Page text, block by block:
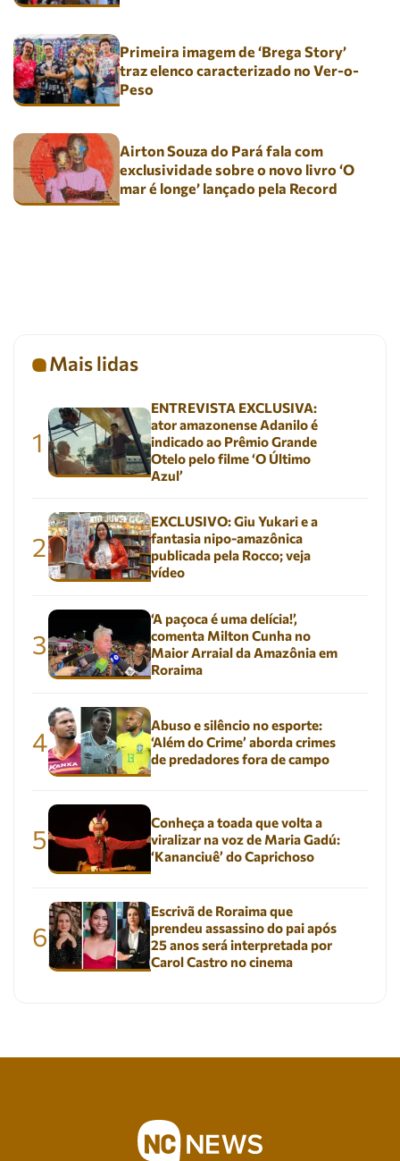
Primeira imagem de ‘Brega Story’
traz elenco caracterizado no Ver-o-
Peso
Airton Souza do Pará fala com
exclusividade sobre o novo livro ‘O
mar é longe’ lançado pela Record
Mais lidas
1
ENTREVISTA EXCLUSIVA:
ator amazonense Adanilo é
indicado ao Prêmio Grande
Otelo pelo filme ‘O Último
Azul’
2
EXCLUSIVO: Giu Yukari e a
fantasia nipo-amazônica
publicada pela Rocco; veja
vídeo
3
‘A paçoca é uma delícia!’,
comenta Milton Cunha no
Maior Arraial da Amazônia em
Roraima
4
Abuso e silêncio no esporte:
‘Além do Crime’ aborda crimes
de predadores fora de campo
5
Conheça a toada que volta a
viralizar na voz de Maria Gadú:
‘Kananciuê’ do Caprichoso
6
Escrivã de Roraima que
prendeu assassino do pai após
25 anos será interpretada por
Carol Castro no cinema